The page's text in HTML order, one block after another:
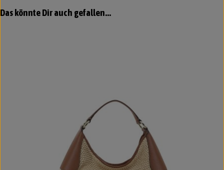
Produktgalerie überspringen
Das könnte Dir auch gefallen...